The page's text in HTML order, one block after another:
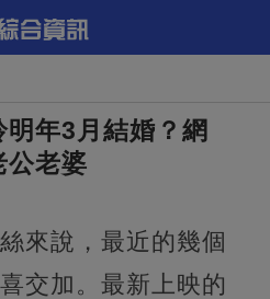
年3月結婚？網
公老婆
來說，最近的幾個
交加。最新上映的